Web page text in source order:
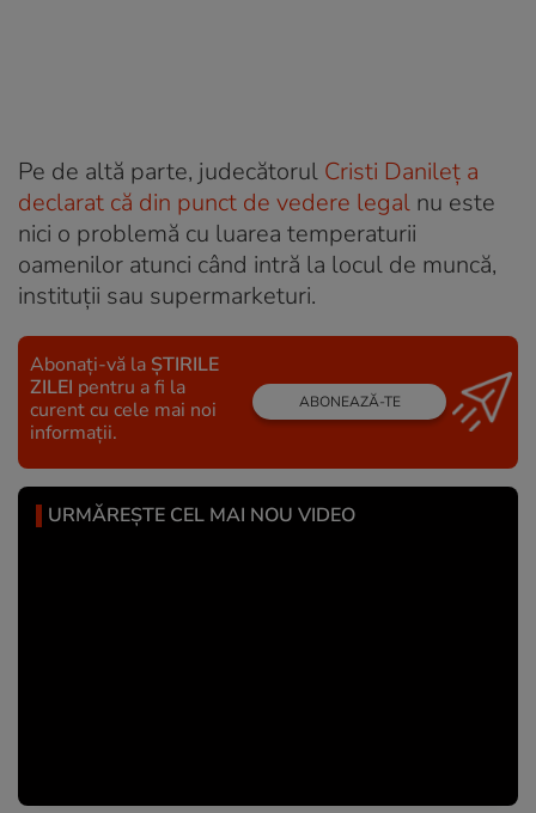
Pe de altă parte, judecătorul Cristi Danileț a
declarat că din punct de vedere legal nu este
nici o problemă cu luarea temperaturii
oamenilor atunci când intră la locul de muncă,
instituții sau supermarketuri.
Abonați-vă la ȘTIRILE
ZILEI pentru a fi la
curent cu cele mai noi
informații.
ABONEAZĂ-TE
URMĂREȘTE CEL MAI NOU VIDEO